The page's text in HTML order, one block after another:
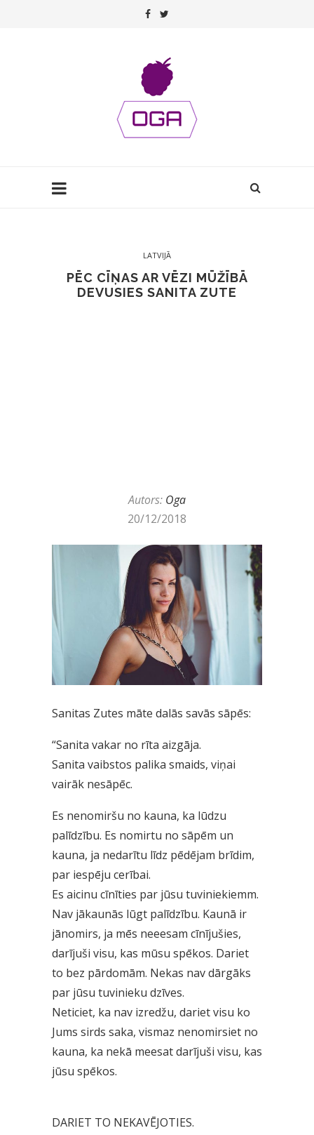
LATVIJĀ
PĒC CĪŅAS AR VĒZI MŪŽĪBĀ
DEVUSIES SANITA ZUTE
Autors: Oga
20/12/2018
Sanitas Zutes māte dalās savās sāpēs:
“Sanita vakar no rīta aizgāja.
Sanita vaibstos palika smaids, viņai
vairāk nesāpēc.
Es nenomiršu no kauna, ka lūdzu
palīdzību. Es nomirtu no sāpēm un
kauna, ja nedarītu līdz pēdējam brīdim,
par iespēju cerībai.
Es aicinu cīnīties par jūsu tuviniekiemm.
Nav jākaunās lūgt palīdzību. Kaunā ir
jānomirs, ja mēs neeesam cīnījušies,
darījuši visu, kas mūsu spēkos. Dariet
to bez pārdomām. Nekas nav dārgāks
par jūsu tuvinieku dzīves.
Neticiet, ka nav izredžu, dariet visu ko
Jums sirds saka, vismaz nenomirsiet no
kauna, ka nekā meesat darījuši visu, kas
jūsu spēkos.
DARIET TO NEKAVĒJOTIES.